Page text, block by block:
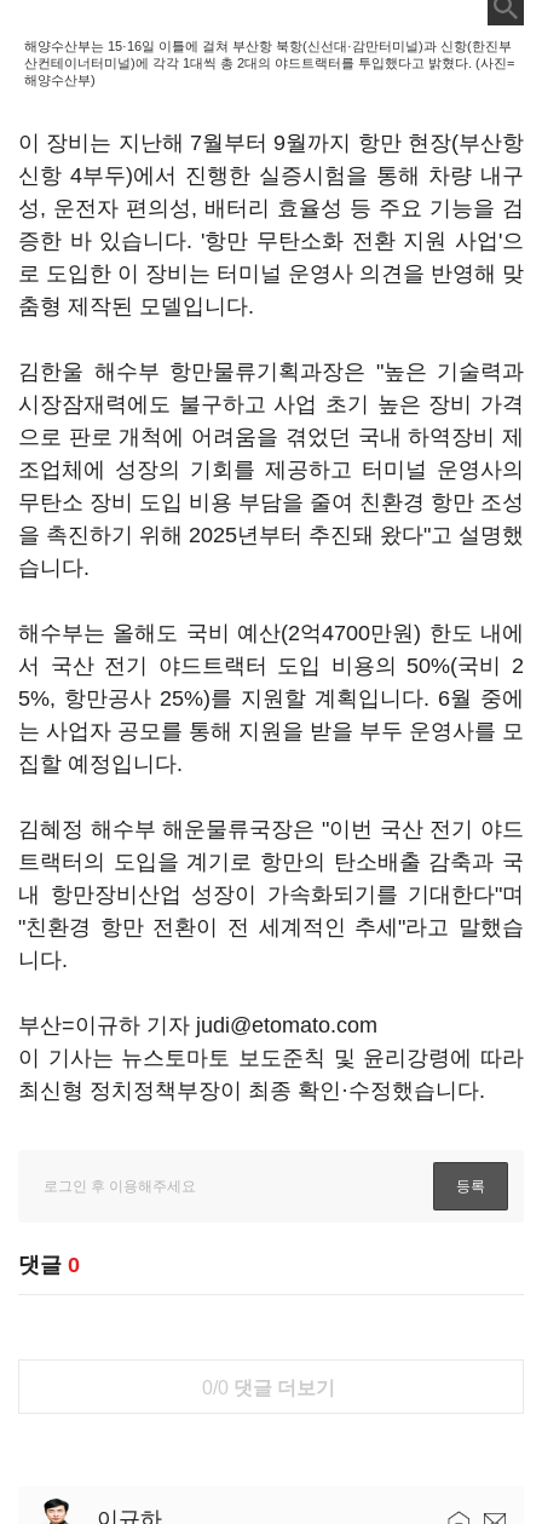
해양수산부는 15·16일 이틀에 걸쳐 부산항 북항(신선대·감만터미널)과 신항(한진부
산컨테이너터미널)에 각각 1대씩 총 2대의 야드트랙터를 투입했다고 밝혔다. (사진=
해양수산부)
이 장비는 지난해 7월부터 9월까지 항만 현장(부산항
신항 4부두)에서 진행한 실증시험을 통해 차량 내구
성, 운전자 편의성, 배터리 효율성 등 주요 기능을 검
증한 바 있습니다. '항만 무탄소화 전환 지원 사업'으
로 도입한 이 장비는 터미널 운영사 의견을 반영해 맞
춤형 제작된 모델입니다.
김한울 해수부 항만물류기획과장은 "높은 기술력과
시장잠재력에도 불구하고 사업 초기 높은 장비 가격
으로 판로 개척에 어려움을 겪었던 국내 하역장비 제
조업체에 성장의 기회를 제공하고 터미널 운영사의
무탄소 장비 도입 비용 부담을 줄여 친환경 항만 조성
을 촉진하기 위해 2025년부터 추진돼 왔다"고 설명했
습니다.
해수부는 올해도 국비 예산(2억4700만원) 한도 내에
서 국산 전기 야드트랙터 도입 비용의 50%(국비 2
5%, 항만공사 25%)를 지원할 계획입니다. 6월 중에
는 사업자 공모를 통해 지원을 받을 부두 운영사를 모
집할 예정입니다.
김혜정 해수부 해운물류국장은 "이번 국산 전기 야드
트랙터의 도입을 계기로 항만의 탄소배출 감축과 국
내 항만장비산업 성장이 가속화되기를 기대한다"며
"친환경 항만 전환이 전 세계적인 추세"라고 말했습
니다.
부산=이규하 기자 judi@etomato.com
이 기사는 뉴스토마토 보도준칙 및 윤리강령에 따라
최신형 정치정책부장이 최종 확인·수정했습니다.
댓글 0
0/0 댓글 더보기
이규하